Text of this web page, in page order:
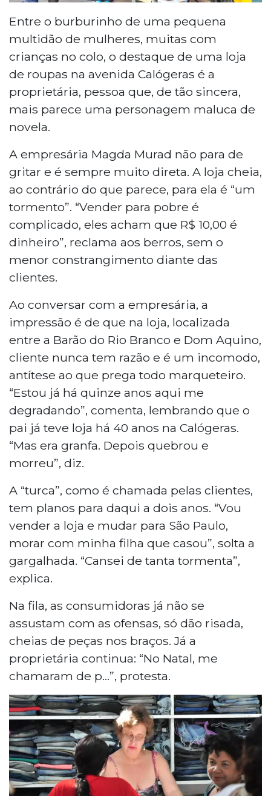
Entre o burburinho de uma pequena
multidão de mulheres, muitas com
crianças no colo, o destaque de uma loja
de roupas na avenida Calógeras é a
proprietária, pessoa que, de tão sincera,
mais parece uma personagem maluca de
novela.
A empresária Magda Murad não para de
gritar e é sempre muito direta. A loja cheia,
ao contrário do que parece, para ela é “um
tormento”. “Vender para pobre é
complicado, eles acham que R$ 10,00 é
dinheiro”, reclama aos berros, sem o
menor constrangimento diante das
clientes.
Ao conversar com a empresária, a
impressão é de que na loja, localizada
entre a Barão do Rio Branco e Dom Aquino,
cliente nunca tem razão e é um incomodo,
antítese ao que prega todo marqueteiro.
“Estou já há quinze anos aqui me
degradando”, comenta, lembrando que o
pai já teve loja há 40 anos na Calógeras.
“Mas era granfa. Depois quebrou e
morreu”, diz.
A “turca”, como é chamada pelas clientes,
tem planos para daqui a dois anos. “Vou
vender a loja e mudar para São Paulo,
morar com minha filha que casou”, solta a
gargalhada. “Cansei de tanta tormenta”,
explica.
Na fila, as consumidoras já não se
assustam com as ofensas, só dão risada,
cheias de peças nos braços. Já a
proprietária continua: “No Natal, me
chamaram de p...”, protesta.